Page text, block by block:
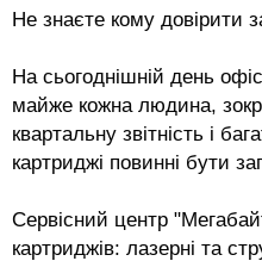
Не знаєте кому довірити
На сьогоднішній день
майже кожна людина,
квартальну звітність і
картриджі повинні бути
Сервісний центр
картриджів: лазерні та